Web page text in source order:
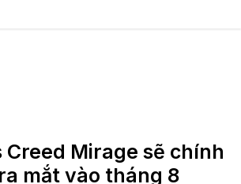
tin công nghệ
Creed Mirage sẽ chính
mắt vào tháng 8